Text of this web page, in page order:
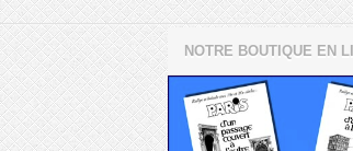
NOTRE BOUTIQUE EN